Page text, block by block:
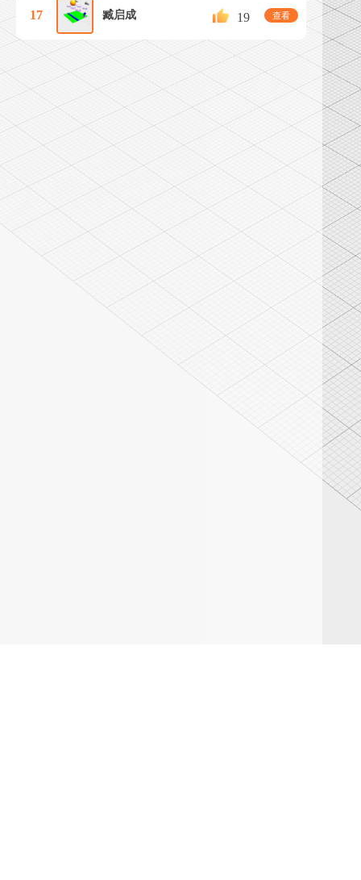
17 臧启成 19 查看